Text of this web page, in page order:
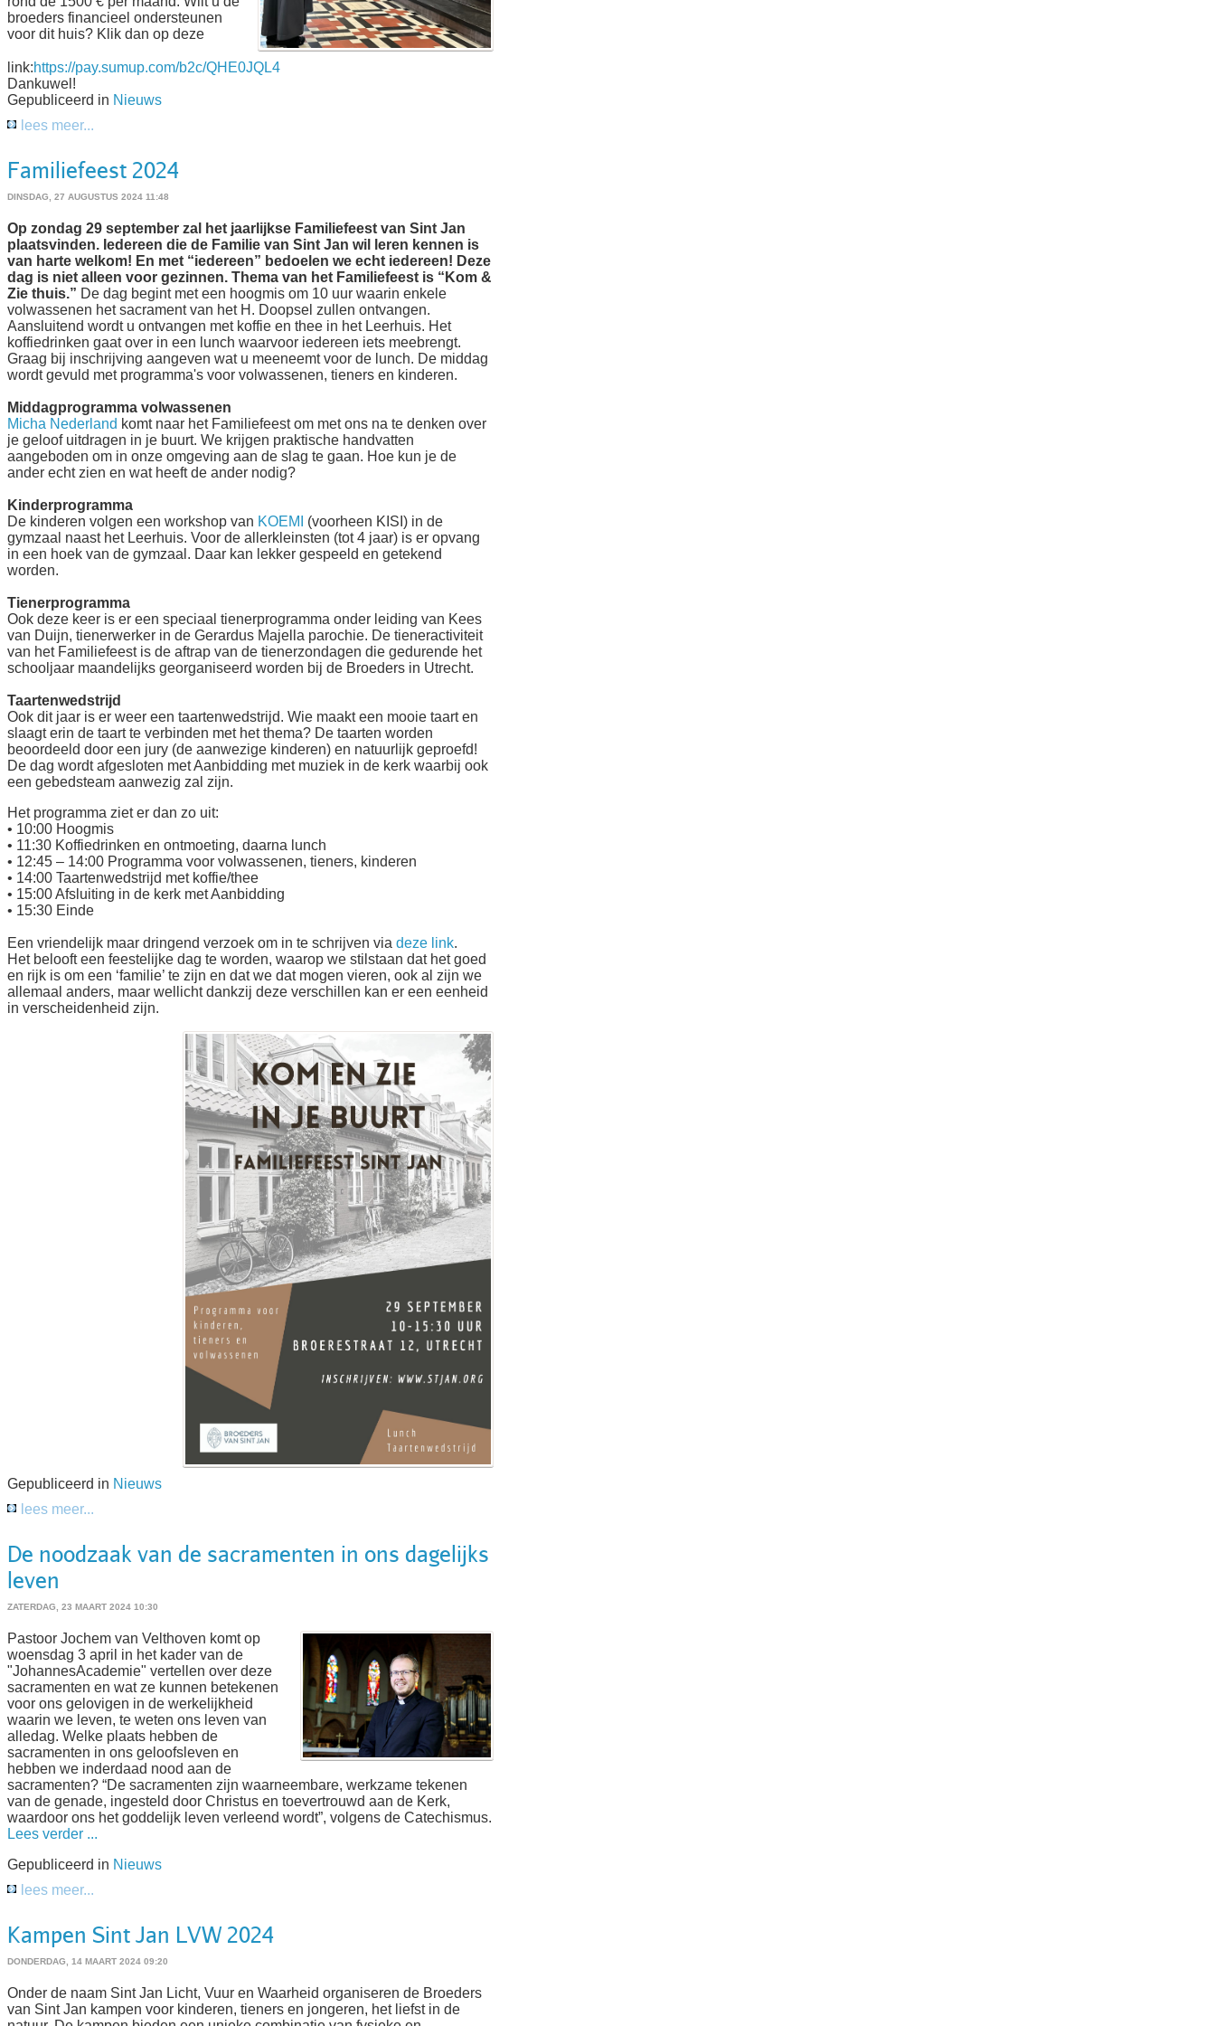
broeders financieel ondersteunen
voor dit huis? Klik dan op deze
link:https://pay.sumup.com/b2c/QHE0JQL4
Dankuwel!
Gepubliceerd in Nieuws
lees meer...
Familiefeest 2024
DINSDAG, 27 AUGUSTUS 2024 11:48
Op zondag 29 september zal het jaarlijkse Familiefeest van Sint Jan
plaatsvinden. Iedereen die de Familie van Sint Jan wil leren kennen is
van harte welkom! En met “iedereen” bedoelen we echt iedereen! Deze
dag is niet alleen voor gezinnen. Thema van het Familiefeest is “Kom &
Zie thuis.” De dag begint met een hoogmis om 10 uur waarin enkele
volwassenen het sacrament van het H. Doopsel zullen ontvangen.
Aansluitend wordt u ontvangen met koffie en thee in het Leerhuis. Het
koffiedrinken gaat over in een lunch waarvoor iedereen iets meebrengt.
Graag bij inschrijving aangeven wat u meeneemt voor de lunch. De middag
wordt gevuld met programma's voor volwassenen, tieners en kinderen.
Middagprogramma volwassenen
Micha Nederland komt naar het Familiefeest om met ons na te denken over
je geloof uitdragen in je buurt. We krijgen praktische handvatten
aangeboden om in onze omgeving aan de slag te gaan. Hoe kun je de
ander echt zien en wat heeft de ander nodig?
Kinderprogramma
De kinderen volgen een workshop van KOEMI
(voorheen KISI) in de
gymzaal naast het Leerhuis. Voor de allerkleinsten (tot 4 jaar) is er opvang
in een hoek van de gymzaal. Daar kan lekker gespeeld en getekend
worden.
Tienerprogramma
Ook deze keer is er een speciaal tienerprogramma onder leiding van Kees
van Duijn, tienerwerker in de Gerardus Majella parochie. De tieneractiviteit
van het Familiefeest is de aftrap van de tienerzondagen die gedurende het
schooljaar maandelijks georganiseerd worden bij de Broeders in Utrecht.
Taartenwedstrijd
Ook dit jaar is er weer een taartenwedstrijd. Wie maakt een mooie taart en
slaagt erin de taart te verbinden met het thema? De taarten worden
beoordeeld door een jury (de aanwezige kinderen) en natuurlijk geproefd!
De dag wordt afgesloten met Aanbidding met muziek in de kerk waarbij ook
een gebedsteam aanwezig zal zijn.
Het programma ziet er dan zo uit:
• 10:00 Hoogmis
• 11:30 Koffiedrinken en ontmoeting, daarna lunch
• 12:45 – 14:00 Programma voor volwassenen, tieners, kinderen
• 14:00 Taartenwedstrijd met koffie/thee
• 15:00 Afsluiting in de kerk met Aanbidding
• 15:30 Einde
Een vriendelijk maar dringend verzoek om in te schrijven via deze link.
Het belooft een feestelijke dag te worden, waarop we stilstaan dat het goed
en rijk is om een ‘familie’ te zijn en dat we dat mogen vieren, ook al zijn we
allemaal anders, maar wellicht dankzij deze verschillen kan er een eenheid
in verscheidenheid zijn.
Gepubliceerd in Nieuws
lees meer...
De noodzaak van de sacramenten in ons dagelijks
leven
ZATERDAG, 23 MAART 2024 10:30
Pastoor Jochem van Velthoven komt op
woensdag 3 april in het kader van de
"JohannesAcademie" vertellen over deze
sacramenten en wat ze kunnen betekenen
voor ons gelovigen in de werkelijkheid
waarin we leven, te weten ons leven van
alledag. Welke plaats hebben de
sacramenten in ons geloofsleven en
hebben we inderdaad nood aan de
sacramenten? “De sacramenten zijn waarneembare, werkzame tekenen
van de genade, ingesteld door Christus en toevertrouwd aan de Kerk,
waardoor ons het goddelijk leven verleend wordt”, volgens de Catechismus.
Lees verder ...
Gepubliceerd in Nieuws
lees meer...
Kampen Sint Jan LVW 2024
DONDERDAG, 14 MAART 2024 09:20
Onder de naam Sint Jan Licht, Vuur en Waarheid organiseren de Broeders
van Sint Jan kampen voor kinderen, tieners en jongeren, het liefst in de